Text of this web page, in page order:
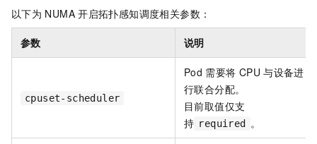
以下为 NUMA 开启拓扑感知调度相关参数：
参数 说明
cpuset-scheduler
Pod 需要将 CPU 与设备进
行联合分配。
目前取值仅支
持 required 。